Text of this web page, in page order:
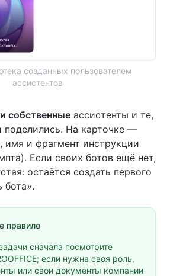
созданных пользователем
ассистентов
собственные ассистенты и те,
На карточке —
имя и фрагмент инструкции
Если своих ботов ещё нет,
остаётся создать первого
бота».
правило
сначала посмотрите
если нужна своя роль,
или свои документы компании